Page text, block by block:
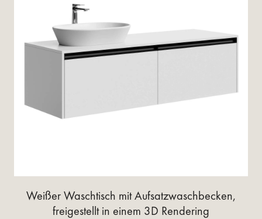
Weißer Waschtisch mit Aufsatzwaschbecken,
freigestellt in einem 3D Rendering